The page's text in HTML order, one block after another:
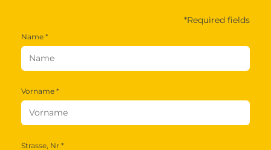
*Required fields
Name *
Vorname *
Strasse, Nr *